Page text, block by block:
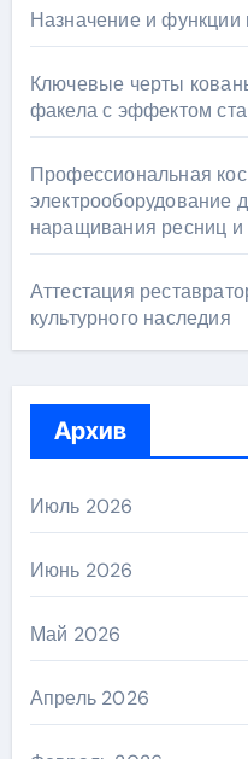
Назначение и функции
Ключевые черты
факела с эффектом
Профессиональная
электрооборудование
наращивания ресниц
Аттестация
культурного наследия
Архив
Июль 2026
Июнь 2026
Май 2026
Апрель 2026